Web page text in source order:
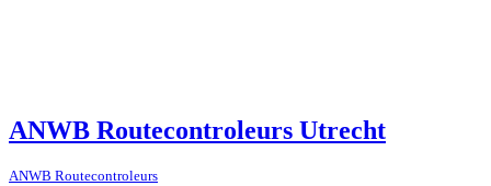
ANWB Routecontroleurs Utrecht
ANWB Routecontroleurs